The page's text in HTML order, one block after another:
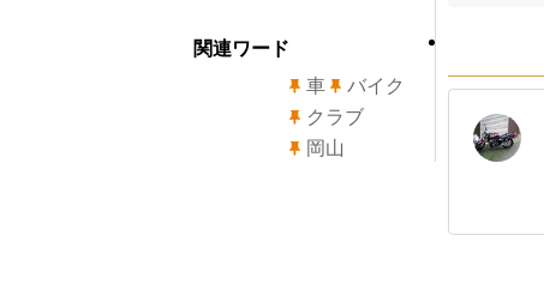
関連ワード
車
バイク
クラブ
岡山